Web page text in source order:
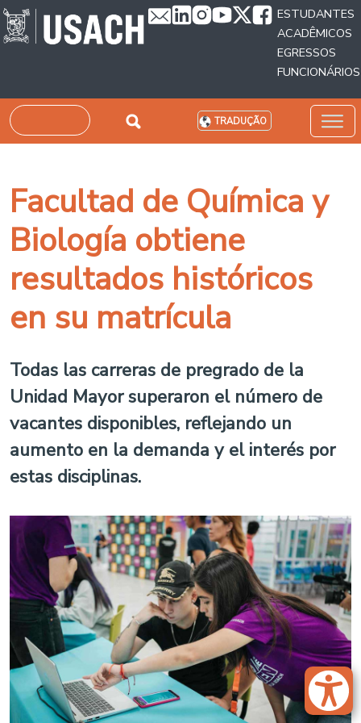
Passar para o conteúdo principal
ESTUDANTES
ACADÊMICOS
EGRESSOS
FUNCIONÁRIOS
Pesquisar TRADUÇÃO
Facultad de Química y
Biología obtiene
resultados históricos
en su matrícula
Todas las carreras de pregrado de la
Unidad Mayor superaron el número de
vacantes disponibles, reflejando un
aumento en la demanda y el interés por
estas disciplinas.